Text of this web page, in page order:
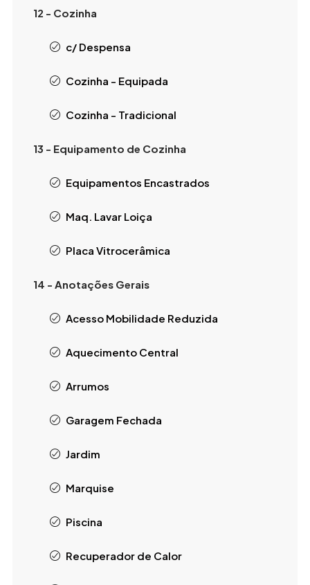
12 - Cozinha
c/ Despensa
Cozinha - Equipada
Cozinha - Tradicional
13 - Equipamento de Cozinha
Equipamentos Encastrados
Maq. Lavar Loiça
Placa Vitrocerâmica
14 - Anotações Gerais
Acesso Mobilidade Reduzida
Aquecimento Central
Arrumos
Garagem Fechada
Jardim
Marquise
Piscina
Recuperador de Calor